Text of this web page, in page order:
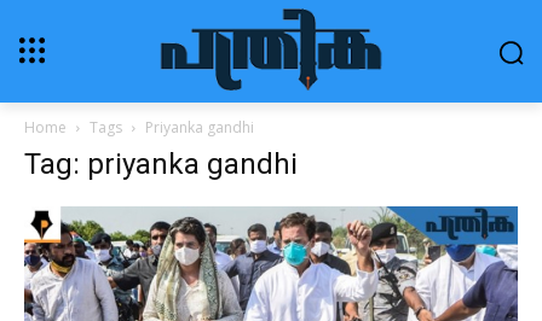
Home Tags Priyanka gandhi
Tag: priyanka gandhi